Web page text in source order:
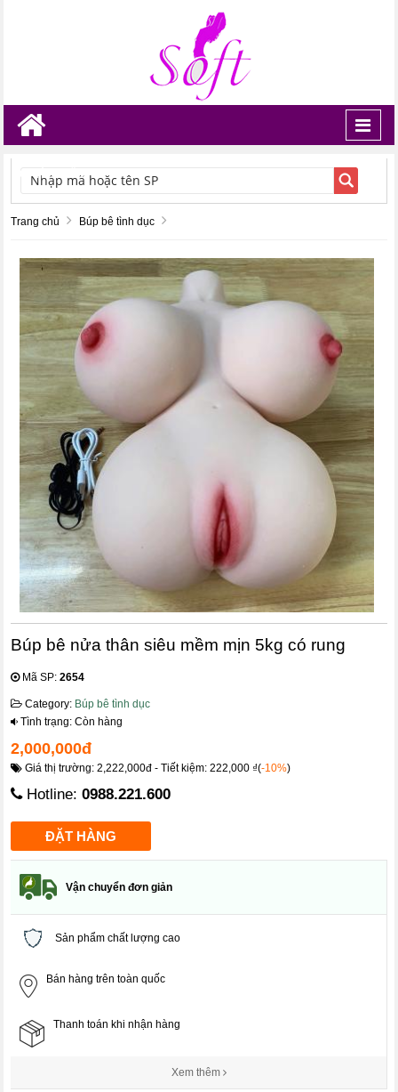
TÌM KIẾM
Trang chủ Búp bê tình dục
Búp bê nửa thân siêu mềm mịn 5kg có rung
Mã SP:2654
Category: Búp bê tình dục
Tình trạng: Còn hàng
2,000,000đ
Giá thị trường: 2,222,000đ - Tiết kiệm: 222,000 ₫(-10%)
Hotline:0988.221.600
Vận chuyển đơn giản
Sản phẩm chất lượng cao
Bán hàng trên toàn quốc
Thanh toán khi nhận hàng
Xem thêm